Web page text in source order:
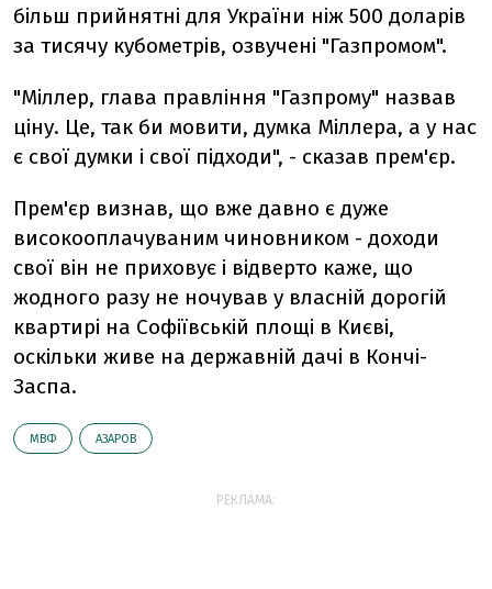
більш прийнятні для України ніж 500 доларів
за тисячу кубометрів, озвучені "Газпромом".
"Міллер, глава правління "Газпрому" назвав
ціну. Це, так би мовити, думка Міллера, а у нас
є свої думки і свої підходи", - сказав прем'єр.
Прем'єр визнав, що вже давно є дуже
високооплачуваним чиновником - доходи
свої він не приховує і відверто каже, що
жодного разу не ночував у власній дорогій
квартирі на Софіївській площі в Києві,
оскільки живе на державній дачі в Кончі-
Заспа.
МВФ АЗАРОВ
РЕКЛАМА: